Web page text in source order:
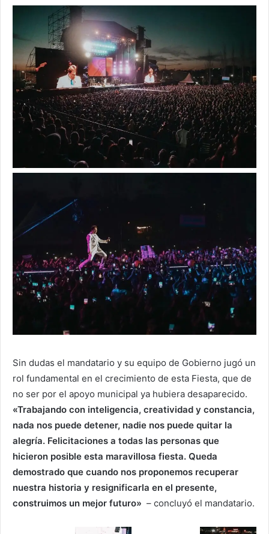
Sin dudas el mandatario y su equipo de Gobierno jugó un
rol fundamental en el crecimiento de esta Fiesta, que de
no ser por el apoyo municipal ya hubiera desaparecido.
«Trabajando con inteligencia, creatividad y constancia,
nada nos puede detener, nadie nos puede quitar la
alegría. Felicitaciones a todas las personas que
hicieron posible esta maravillosa fiesta. Queda
demostrado que cuando nos proponemos recuperar
nuestra historia y resignificarla en el presente,
construimos un mejor futuro» – concluyó el mandatario.